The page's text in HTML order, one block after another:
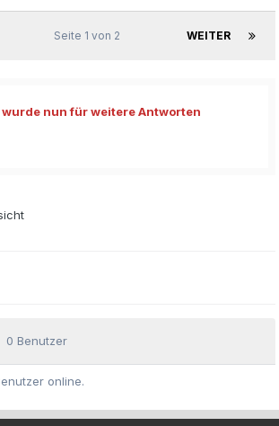
WEITER
Seite 1 von 2
wurde nun für weitere Antworten
0 Benutzer
online.